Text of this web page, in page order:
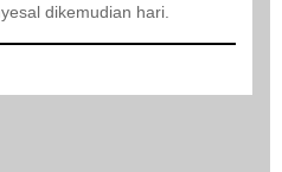
dikemudian hari.